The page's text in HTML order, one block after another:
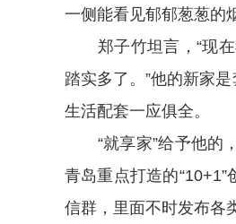
一侧能看见郁郁葱葱的
郑子竹坦言，“现在
踏实多了。”他的新家
生活配套一应俱全。
“就享家”给予他的，
青岛重点打造的
信群，里面不时发布各